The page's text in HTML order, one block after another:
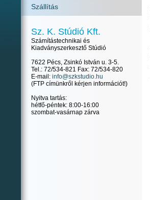
Szállítás
Sz. K. Stúdió Kft.
Számítástechnikai és
Kiadványszerkesztő Stúdió
7622 Pécs, Zsinkó István u. 3-5.
Tel.: 72/534-821 Fax: 72/534-820
E-mail: info@szkstudio.hu
(FTP címünkről kérjen információt!)
Nyitva tartás:
hétfő-péntek: 8:00-16:00
szombat-vasárnap zárva